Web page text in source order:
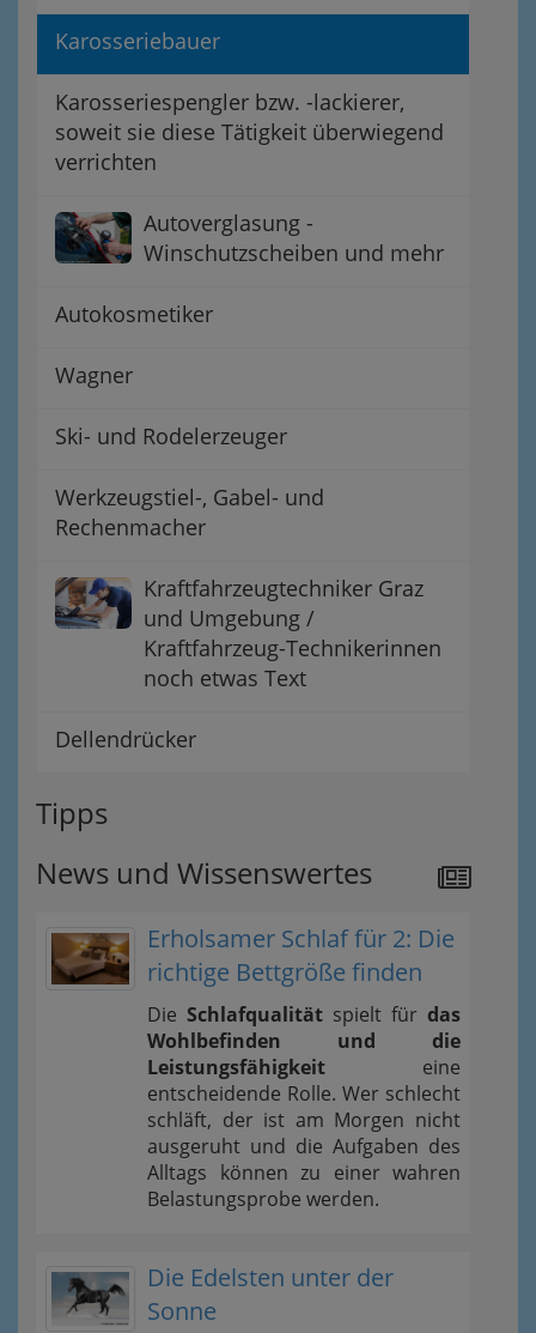
Karosseriebauer
Karosseriespengler bzw. -lackierer,
soweit sie diese Tätigkeit überwiegend
verrichten
Autoverglasung -
Winschutzscheiben und mehr
Autokosmetiker
Wagner
Ski- und Rodelerzeuger
Werkzeugstiel-, Gabel- und
Rechenmacher
Kraftfahrzeugtechniker Graz
und Umgebung /
Kraftfahrzeug-Technikerinnen
noch etwas Text
Dellendrücker
Tipps
News und Wissenswertes
Erholsamer Schlaf für 2: Die
richtige Bettgröße finden
Die Schlafqualität spielt für das
Wohlbefinden und die
Leistungsfähigkeit eine
entscheidende Rolle. Wer schlecht
schläft, der ist am Morgen nicht
ausgeruht und die Aufgaben des
Alltags können zu einer wahren
Belastungsprobe werden.
Die Edelsten unter der
Sonne